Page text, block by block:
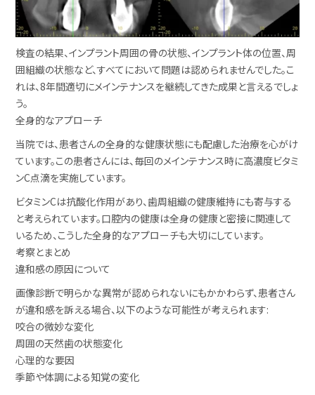
検査の結果、インプラント周囲の骨の状態、インプラント体の位置、周
囲組織の状態など、すべてにおいて問題は認められませんでした。こ
れは、8年間適切にメインテナンスを継続してきた成果と言えるでしょ
う。
全身的なアプローチ
当院では、患者さんの全身的な健康状態にも配慮した治療を心がけ
ています。この患者さんには、毎回のメインテナンス時に高濃度ビタミ
ンC点滴を実施しています。
ビタミンCは抗酸化作用があり、歯周組織の健康維持にも寄与する
と考えられています。口腔内の健康は全身の健康と密接に関連して
いるため、こうした全身的なアプローチも大切にしています。
考察とまとめ
違和感の原因について
画像診断で明らかな異常が認められないにもかかわらず、患者さん
が違和感を訴える場合、以下のような可能性が考えられます:
咬合の微妙な変化
周囲の天然歯の状態変化
心理的な要因
季節や体調による知覚の変化